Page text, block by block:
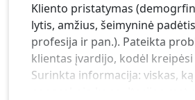
Kliento pristatymas
lytis, amžius, šeimyninė
profesija ir pan.). Pateikta
klientas įvardijo, kodėl
Surinkta informacija: viskas,